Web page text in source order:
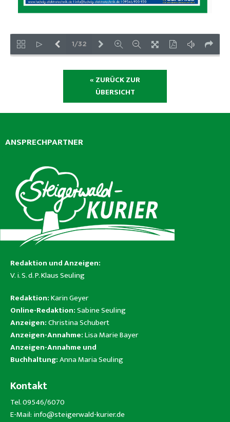
« ZURÜCK ZUR
ÜBERSICHT
ANSPRECHPARTNER
Redaktion und Anzeigen:
V. i. S. d. P. Klaus Seuling
Redaktion:Karin Geyer
Online-Redaktion:Sabine Seuling
Anzeigen:Christina Schubert
Anzeigen-Annahme:Lisa Marie Bayer
Anzeigen-Annahme und
Buchhaltung:Anna Maria Seuling
Kontakt
Tel. 09546/6070
E-Mail: info@steigerwald-kurier.de